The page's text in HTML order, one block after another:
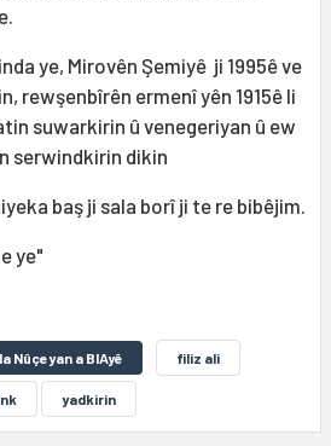
ye, Mirovên Şemiyê ji 1995ê ve
rewşenbîrên ermenî yên 1915ê li
suwarkirin û venegeriyan û ew
serwindkirin dikin
baş ji sala borî ji te re bibêjim.
ye"
Nûçeyan a BIAyê filiz ali
yadkirin